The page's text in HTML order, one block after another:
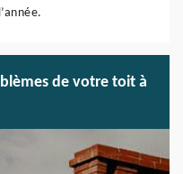
de votre toit à